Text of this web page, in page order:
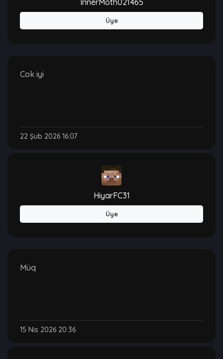
InnerMoth021465
Üye
Cok iyi
22 Şub 2026 16:07
HiyarFC31
Üye
Müq
15 Nis 2026 20:36